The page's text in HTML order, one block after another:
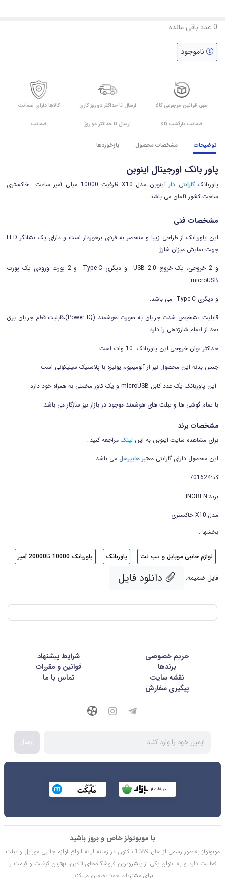
0 عدد باقی مانده
ناموجود
طبق قوانین مرجوعی کالا
ضمانت بازگشت کالا
ارسال تا حداکثر دو روز کاری
ارسال تا حداکثر دو روز
کالاها دارای ضمانت
ضمانت
توضیحات مشخصات محصول بازخوردها
پاور بانک اورجینال اینوبن
پاوربانکگارانتی دارآینوبن مدل X10 ظرفیت 10000 میلی آمپر ساعت
خاکستری
ساخت کشور آلمان می باشد.
مشخصات فنی
این پاوربانک از طراحی زیبا و منحصر به فردی برخوردار است و داراى یک نشانگر LED
جهت نمایش میزان شارژ
و 2 خروجی، یک خروج 2.0 USB و دیگری Type-C و 2 پورت ورودی
یک پورت
microUSB
و دیگری Type-C می باشد.
قابلیت تشخیص شدت جریان به صورت هوشمند (Power IQ)،قابلیت قطع جریان برق
بعد از اتمام شارژدهی را دارد
حداکثر توان خروجی این پاوربانک 10 وات است
جنس بدنه این محصول نیز از آلومینیوم یونیزه با پلاستیک سیلیکونی است
این پاوربانک یک عدد کابل microUSB و یک کاور مخملی به همراه خود دارد
با تمام گوشی ها و تبلت های هوشمند موجود در بازار نیز سازگار می باشد.
مشخصات برند
برای مشاهده سایت اینوبن به این لینکمراجعه کنید .
این محصول دارای گارانتی معتبر هایپرسل می باشد .
کد:701624
برند:INOBEN
مدل:X10 خاکستری
بخشها :
لوازم جانبی موبایل و تب لت پاوربانک پاوربانک 10000 تا20000 آمپر
فایل ضمیمه: دانلود فایل
حریم خصوصی
شرايط پيشنهاد
برندها
قوانین و مقررات
نقشه سایت
تماس با ما
پیگیری سفارش
ارسال
با موبوتولز خاص و بروز باشید
موبوتولز به طور رسمی از سال 1389 تاکنون در زمینه ارائه انواع لوازم جانبی موبایل و تبلت
فعالیت دارد و به عنوان یکی از پیشروترین فروشگاه‌های آنلاین، بهترین کیفیت و قیمت را
برای مشتریان خود تضمین می‌کند.